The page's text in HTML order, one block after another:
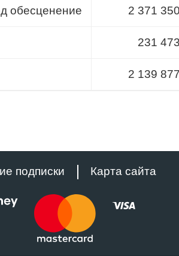
обесценение 2 371 350
231 473
2 139 877
подписки Карта сайта